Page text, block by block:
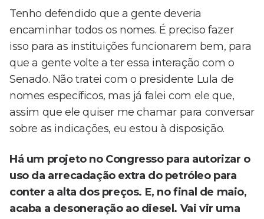
Tenho defendido que a gente deveria
encaminhar todos os nomes. É preciso fazer
isso para as instituições funcionarem bem, para
que a gente volte a ter essa interação com o
Senado. Não tratei com o presidente Lula de
nomes específicos, mas já falei com ele que,
assim que ele quiser me chamar para conversar
sobre as indicações, eu estou à disposição.
Há um projeto no Congresso para autorizar o
uso da arrecadação extra do petróleo para
conter a alta dos preços. E, no final de maio,
acaba a desoneração ao diesel. Vai vir uma